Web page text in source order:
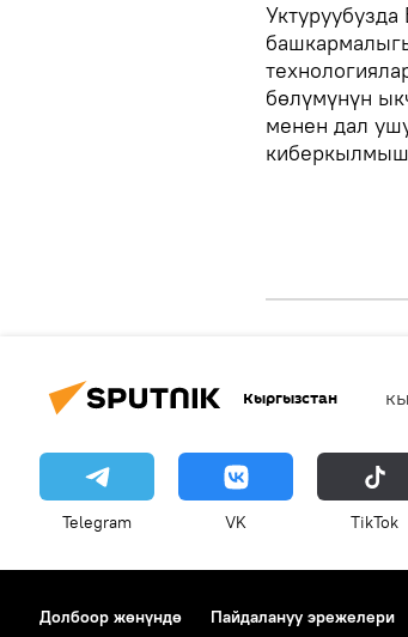
бөлүмүнүн
менен дал
Кыргызстан
Telegram VK ТikТоk
Долбоор жөнүндө Пайдалануу эрежелери